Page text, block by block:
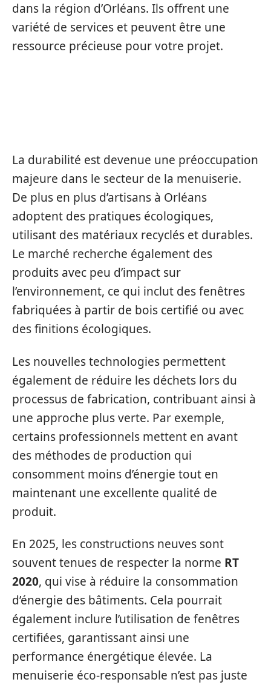
dans la région d’Orléans. Ils offrent une
variété de services et peuvent être une
ressource précieuse pour votre projet.
La durabilité est devenue une préoccupation
majeure dans le secteur de la menuiserie.
De plus en plus d’artisans à Orléans
adoptent des pratiques écologiques,
utilisant des matériaux recyclés et durables.
Le marché recherche également des
produits avec peu d’impact sur
l’environnement, ce qui inclut des fenêtres
fabriquées à partir de bois certifié ou avec
des finitions écologiques.
Les nouvelles technologies permettent
également de réduire les déchets lors du
processus de fabrication, contribuant ainsi à
une approche plus verte. Par exemple,
certains professionnels mettent en avant
des méthodes de production qui
consomment moins d’énergie tout en
maintenant une excellente qualité de
produit.
En 2025, les constructions neuves sont
souvent tenues de respecter la norme RT
2020, qui vise à réduire la consommation
d’énergie des bâtiments. Cela pourrait
également inclure l’utilisation de fenêtres
certifiées, garantissant ainsi une
performance énergétique élevée. La
menuiserie éco-responsable n’est pas juste